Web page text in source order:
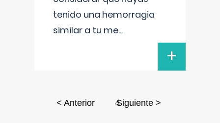
tenido una hemorragia
similar a tu me...
+
< Anterior 4
Siguiente >